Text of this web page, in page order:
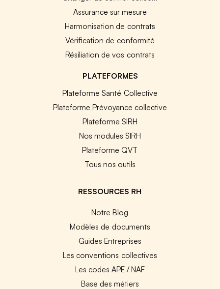
Assurance sur mesure
Harmonisation de contrats
Vérification de conformité
Résiliation de vos contrats
PLATEFORMES
Plateforme Santé Collective
Plateforme Prévoyance collective
Plateforme SIRH
Nos modules SIRH
Plateforme QVT
Tous nos outils
RESSOURCES RH
Notre Blog
Modèles de documents
Guides Entreprises
Les conventions collectives
Les codes APE / NAF
Base des métiers